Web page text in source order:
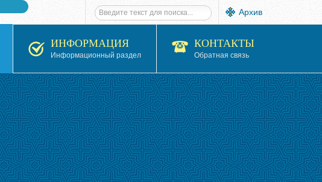
Архив
ИНФОРМАЦИЯ
Информационный раздел
КОНТАКТЫ
Обратная связь